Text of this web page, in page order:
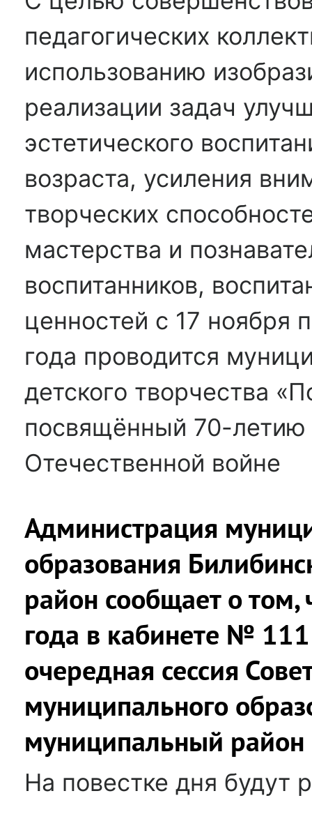
педагогических
использованию
реализации задач
эстетического
возраста, усиления
творческих
мастерства и
воспитанников,
ценностей с 17 ноября
года проводится
детского творчества
посвящённый 70-
Отечественной войне
Администрация
образования
район сообщает о
года в кабинете № 111
очередная сессия
муниципального
муниципальный район
На повестке дня будут